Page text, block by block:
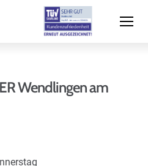
Wendlingen am